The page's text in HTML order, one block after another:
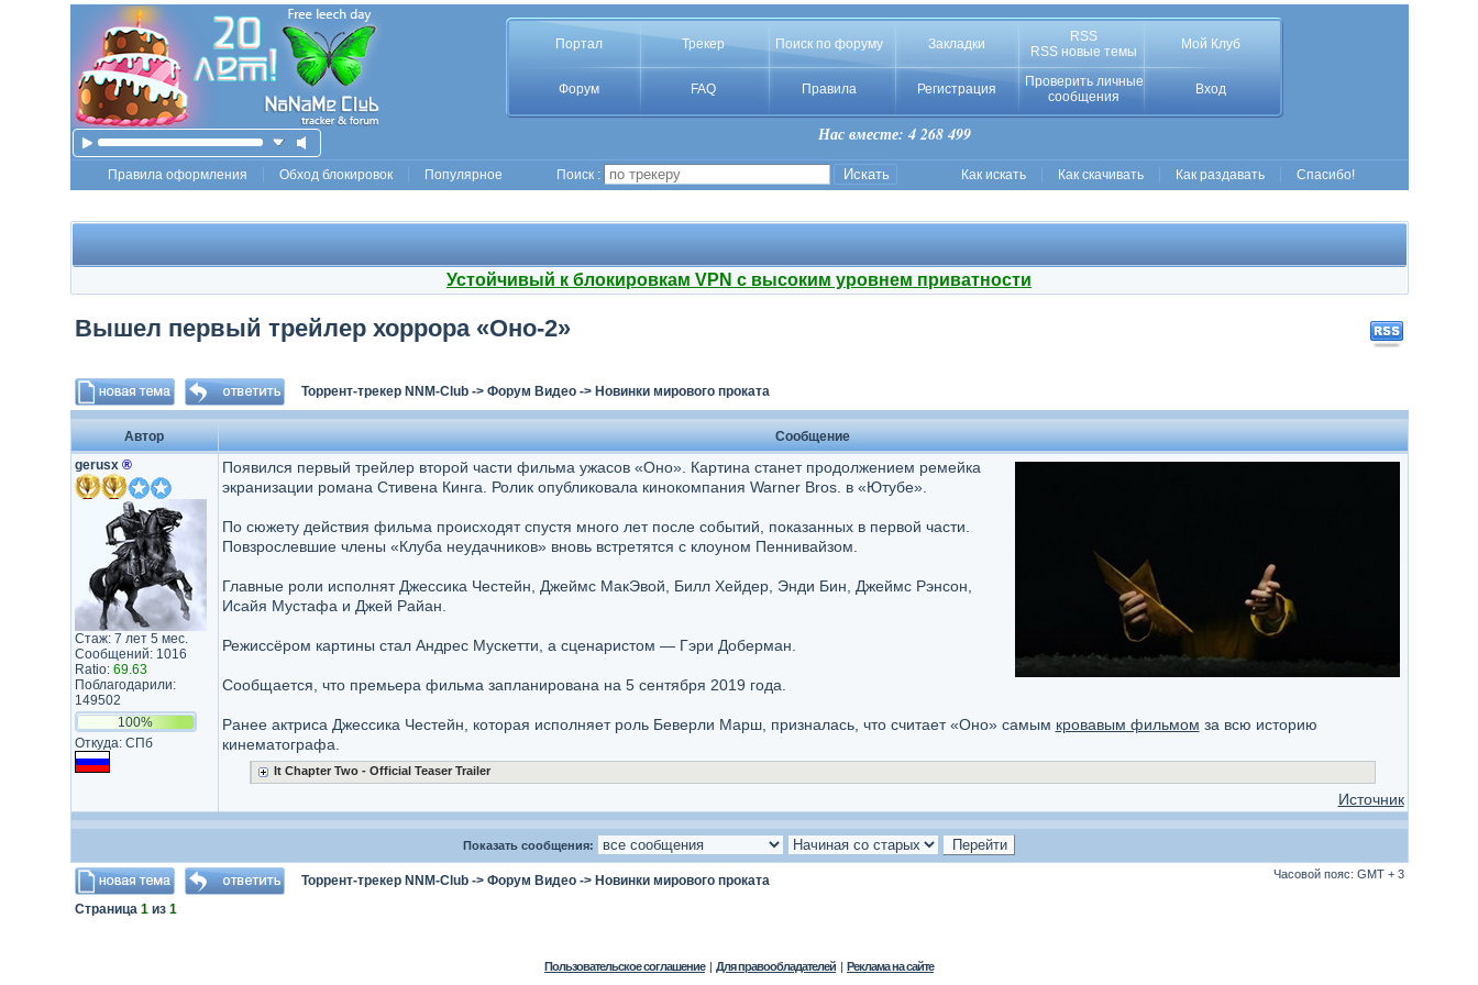
Портал Трекер Поиск по форуму Закладки
RSS
RSS новые темы
Мой Клуб
Форум FAQ Правила Регистрация
Проверить личные
сообщения
Вход
Нас вместе: 4 268 499
Правила оформления Обход блокировок Популярное Поиск : Как искать Как скачивать Как раздавать Спасибо!
Устойчивый к блокировкам VPN с высоким уровнем приватности
Вышел первый трейлер хоррора «Оно-2»
Торрент-трекер NNM-Club-> Форум Видео-> Новинки мирового проката
Автор
Сообщение
gerusx ®
Стаж: 7 лет 5 мес.
Сообщений: 1016
Ratio: 69.63
Поблагодарили:
149502
100%
Откуда: СПб
Появился первый трейлер второй части фильма ужасов «Оно». Картина станет продолжением ремейка
экранизации романа Стивена Кинга. Ролик опубликовала кинокомпания Warner Bros. в «Ютубе».
По сюжету действия фильма происходят спустя много лет после событий, показанных в первой части.
Повзрослевшие члены «Клуба неудачников» вновь встретятся с клоуном Пеннивайзом.
Главные роли исполнят Джессика Честейн, Джеймс МакЭвой, Билл Хейдер, Энди Бин, Джеймс Рэнсон,
Исайя Мустафа и Джей Райан.
Режиссёром картины стал Андрес Мускетти, а сценаристом — Гэри Доберман.
Сообщается, что премьера фильма запланирована на 5 сентября 2019 года.
Ранее актриса Джессика Честейн, которая исполняет роль Беверли Марш, призналась, что считает «Оно» самым кровавым фильмом за всю историю
кинематографа.
It Chapter Two - Official Teaser Trailer
Источник
Показать сообщения:
Торрент-трекер NNM-Club-> Форум Видео-> Новинки мирового проката Часовой пояс: GMT + 3
Страница 1из 1
Пользовательское соглашение | Для правообладателей | Реклама на сайте